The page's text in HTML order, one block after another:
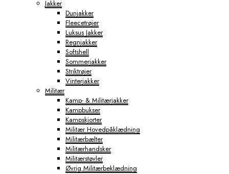
Jakker
Dunjakker
Fleecetrøjer
Luksus Jakker
Regnjakker
Softshell
Sommerjakker
Striktrøjer
Vinterjakker
Militær
Kamp- & Militærjakker
Kampbukser
Kampskjorter
Militær Hovedpåklædning
Militærbælter
Militærhandsker
Militærstøvler
Øvrig Militærbeklædning